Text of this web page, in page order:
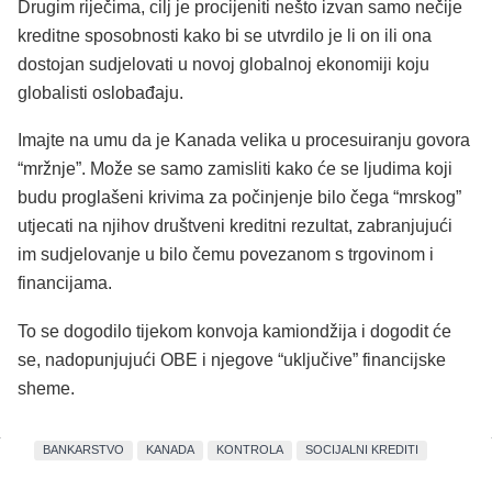
Drugim riječima, cilj je procijeniti nešto izvan samo nečije
kreditne sposobnosti kako bi se utvrdilo je li on ili ona
dostojan sudjelovati u novoj globalnoj ekonomiji koju
globalisti oslobađaju.
Imajte na umu da je Kanada velika u procesuiranju govora
“mržnje”. Može se samo zamisliti kako će se ljudima koji
budu proglašeni krivima za počinjenje bilo čega “mrskog”
utjecati na njihov društveni kreditni rezultat, zabranjujući
im sudjelovanje u bilo čemu povezanom s trgovinom i
financijama.
To se dogodilo tijekom konvoja kamiondžija i dogodit će
se, nadopunjujući OBE i njegove “uključive” financijske
sheme.
BANKARSTVO KANADA KONTROLA SOCIJALNI KREDITI